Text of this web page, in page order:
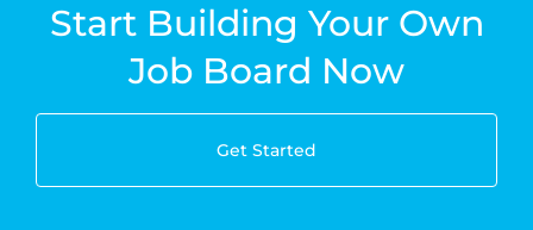
Start Building Your Own
Job Board Now
Get Started